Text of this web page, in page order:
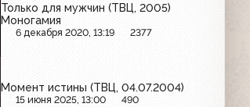
Только для мужчин (ТВЦ, 2005)
Моногамия
6 декабря 2020, 13:19 2377
Момент истины (ТВЦ, 04.07.2004)
15 июня 2025, 13:00 490